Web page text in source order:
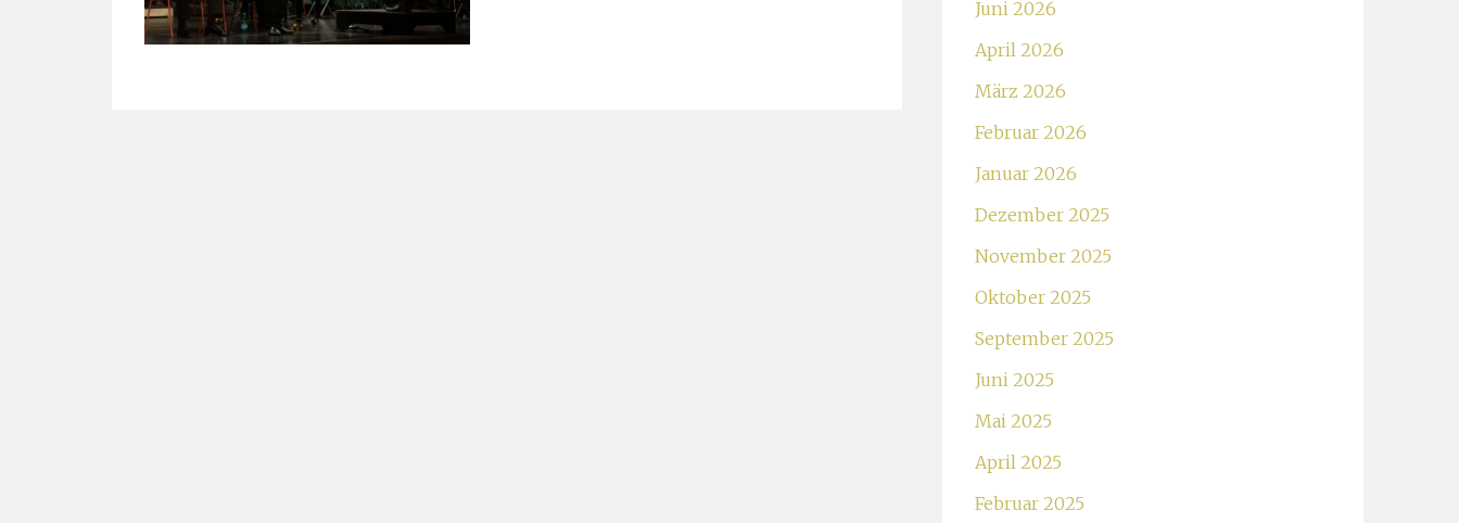
Juni 2026
April 2026
März 2026
Februar 2026
Januar 2026
Dezember 2025
November 2025
Oktober 2025
September 2025
Juni 2025
Mai 2025
April 2025
Februar 2025